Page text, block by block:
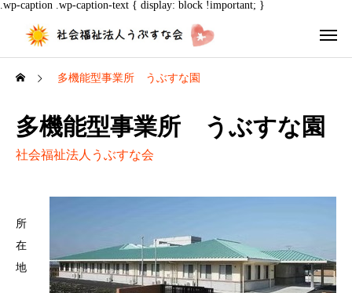
.wp-caption .wp-caption-text { display: block !important; }
多機能型事業所 うぶすな園
多機能型事業所 うぶすな園
社会福祉法人うぶすな会
所
在
地